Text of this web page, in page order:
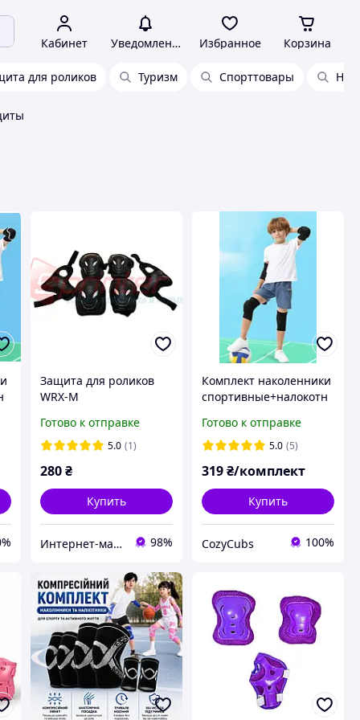
Кабинет Уведомления Избранное Корзина
для роликов Туризм Спорттовары
Защита для роликов
WRX-M
Готово к отправке
5.0 (1)
280 ₴
Купить
Интернет-магазин спорттоваров "SprinterSport” 98%
Комплект наколенники
спортивные+налокотн
волейбола, бега и
других видов спорта.
Готово к отправке
5.0 (5)
319₴/комплект
Купить
CozyCubs 100%